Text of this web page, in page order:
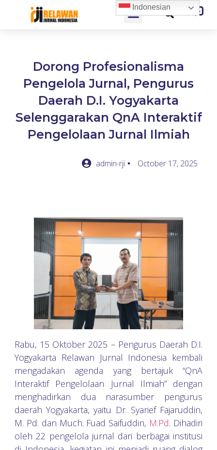
Dorong Profesionalisma
Pengelola Jurnal, Pengurus
Daerah D.I. Yogyakarta
Selenggarakan QnA Interaktif
Pengelolaan Jurnal Ilmiah
admin-rji October 17, 2025
Rabu, 15 Oktober 2025 – Pengurus Daerah D.I.
Yogyakarta Relawan Jurnal Indonesia kembali
mengadakan agenda yang bertajuk “QnA
Interaktif Pengelolaan Jurnal Ilmiah” dengan
menghadirkan dua narasumber pengurus
daerah Yogyakarta, yaitu Dr. Syarief Fajaruddin,
M. Pd. dan Much. Fuad Saifuddin, M.Pd. Dihadiri
oleh 22 pengelola jurnal dari berbagai institusi
Indonesian